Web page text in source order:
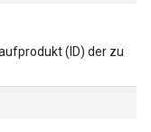
(ID) der zu